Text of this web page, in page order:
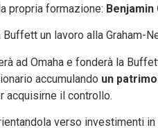
propria formazione: Benjamin
un lavoro alla
ad Omaha e fonderà la
accumulando un
acquisirne il controllo.
verso investimenti